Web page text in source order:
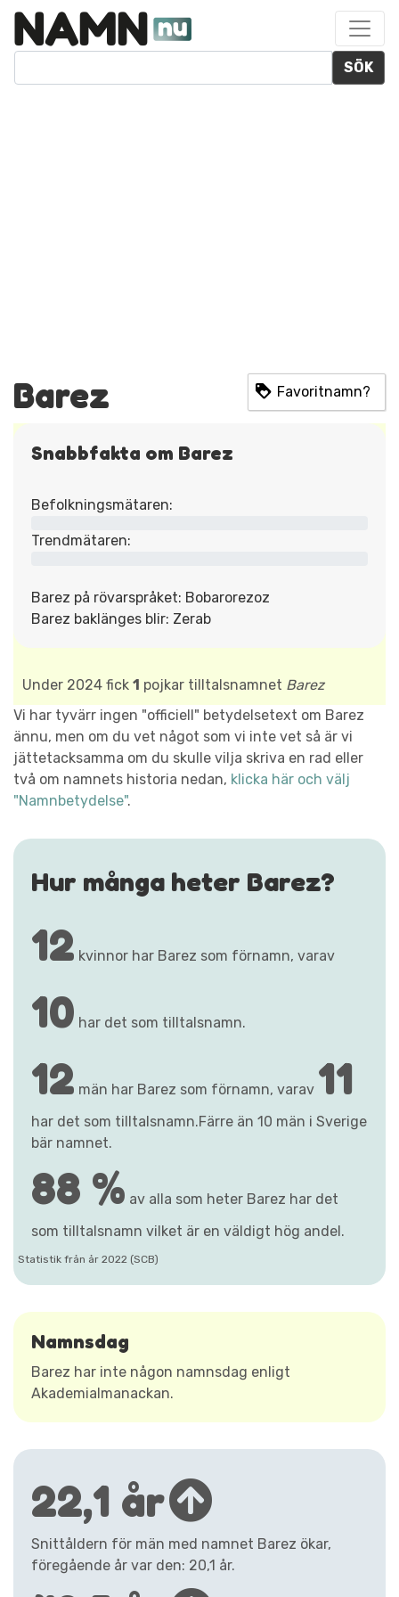
SÖK
Barez Favoritnamn?
Snabbfakta om Barez
Befolkningsmätaren:
Trendmätaren:
Barez på rövarspråket: Bobarorezoz
Barez baklänges blir: Zerab
Under 2024 fick 1 pojkar tilltalsnamnet Barez
Vi har tyvärr ingen "officiell" betydelsetext om Barez
ännu, men om du vet något som vi inte vet så är vi
jättetacksamma om du skulle vilja skriva en rad eller
två om namnets historia nedan, klicka här och välj
"Namnbetydelse".
Hur många heter Barez?
12 kvinnor har Barez som förnamn, varav
10 har det som tilltalsnamn.
12 män har Barez som förnamn, varav 11
har det som tilltalsnamn.Färre än 10 män i Sverige
bär namnet.
88 % av alla som heter Barez har det
som tilltalsnamn vilket är en väldigt hög andel.
Statistik från år 2022 (SCB)
Namnsdag
Barez har inte någon namnsdag enligt
Akademialmanackan.
22,1 år
Snittåldern för män med namnet Barez ökar,
föregående år var den: 20,1 år.